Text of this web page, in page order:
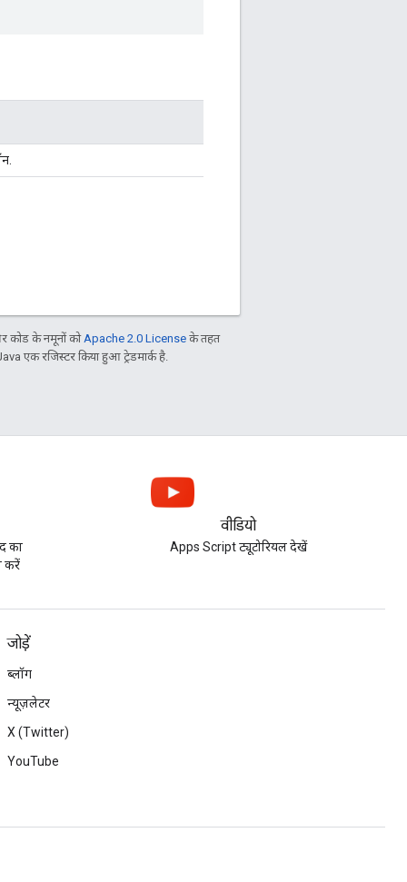
कोड के नमूनों को Apache 2.0 License के तहत
एक रजिस्टर किया हुआ ट्रेडमार्क है.
का
करें
वीडियो
Apps Script ट्यूटोरियल देखें
जोड़ें
ब्लॉग
न्यूज़लेटर
X (Twitter)
YouTube